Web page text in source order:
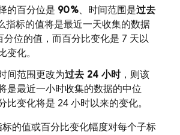
的百分位是 90%、时间范围是过去
指标的值将是最近一天收集的数据
分位的值 ，而百分比变化是 7 天以
变化。
间范围更改为过去 24 小时，则该
是最近一小时收集的数据的中位
比变化将是 24 小时以来的变化。
的值或百分比变化幅度对每个子标